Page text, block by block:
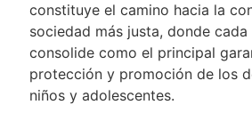
constituye el camino hacia la
sociedad más justa, donde
consolide como el principal
protección y promoción de los
niños y adolescentes.